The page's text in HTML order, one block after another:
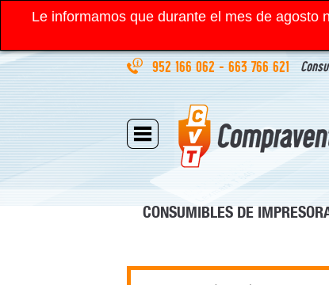
Le informamos que durante el mes de agosto
952 166 062- 663 766 621
CONSUMIBLES DE